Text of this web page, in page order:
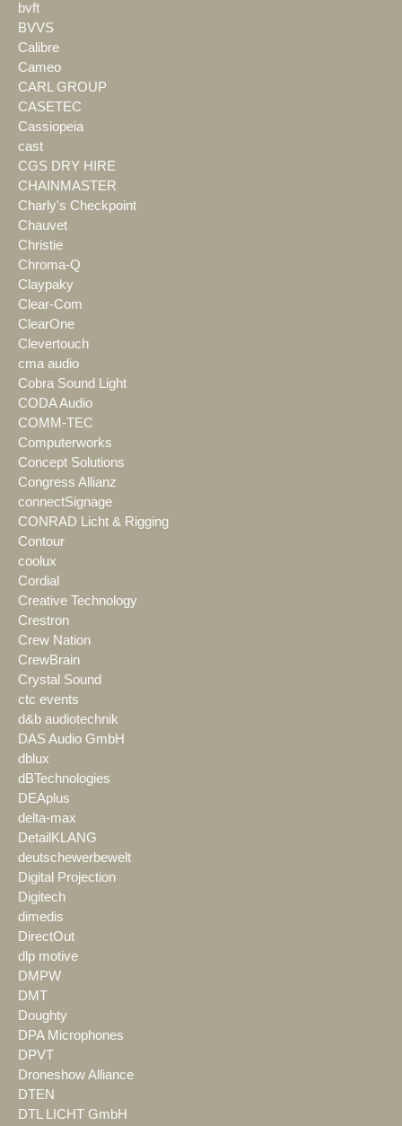
bvft
BVVS
Calibre
Cameo
CARL GROUP
CASETEC
Cassiopeia
cast
CGS DRY HIRE
CHAINMASTER
Charly's Checkpoint
Chauvet
Christie
Chroma-Q
Claypaky
Clear-Com
ClearOne
Clevertouch
cma audio
Cobra Sound Light
CODA Audio
COMM-TEC
Computerworks
Concept Solutions
Congress Allianz
connectSignage
CONRAD Licht & Rigging
Contour
coolux
Cordial
Creative Technology
Crestron
Crew Nation
CrewBrain
Crystal Sound
ctc events
d&b audiotechnik
DAS Audio GmbH
dblux
dBTechnologies
DEAplus
delta-max
DetailKLANG
deutschewerbewelt
Digital Projection
Digitech
dimedis
DirectOut
dlp motive
DMPW
DMT
Doughty
DPA Microphones
DPVT
Droneshow Alliance
DTEN
DTL LICHT GmbH